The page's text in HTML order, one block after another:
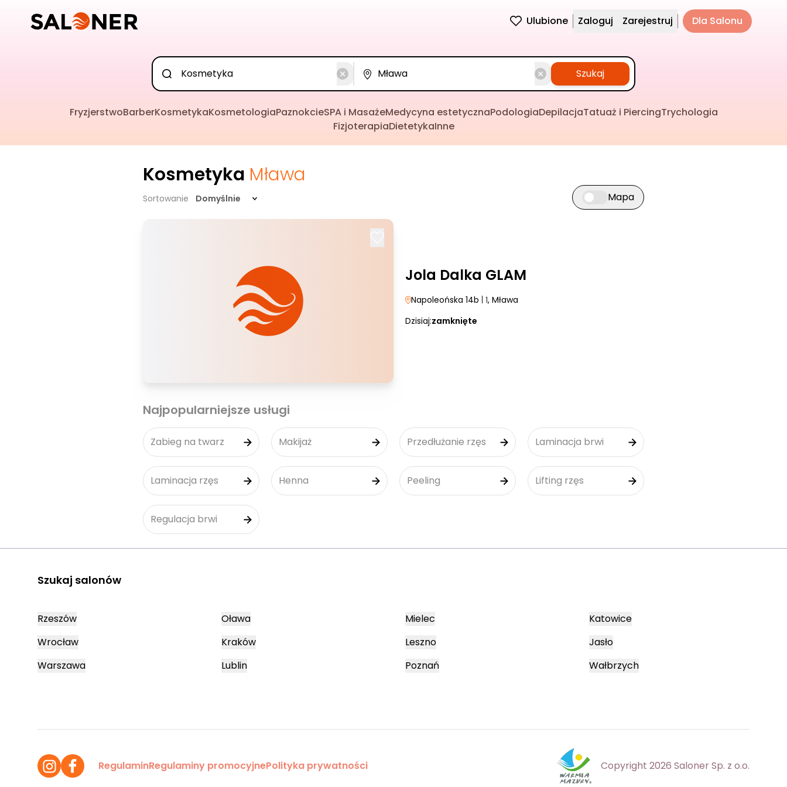
Ulubione Zaloguj Zarejestruj Dla Salonu
Szukaj
FryzjerstwoBarberKosmetykaKosmetologiaPaznokcieSPA i MasażeMedycyna estetycznaPodologiaDepilacjaTatuaż i PiercingTrychologia
FizjoterapiaDietetykaInne
Kosmetyka Mława
Sortowanie Domyślnie Przełącz widok mapy
Mapa
Jola Dalka GLAM
Napoleońska 14b | 1, Mława
Dzisiaj:zamknięte
Najpopularniejsze usługi
Zabieg na twarz Makijaż Przedłużanie rzęs Laminacja brwi
Laminacja rzęs Henna Peeling Lifting rzęs
Regulacja brwi
Szukaj salonów
Rzeszów
Wrocław
Warszawa
Oława
Kraków
Lublin
Mielec
Leszno
Poznań
Katowice
Jasło
Wałbrzych
RegulaminRegulaminy promocyjnePolityka prywatności Copyright 2026 Saloner Sp. z o.o.